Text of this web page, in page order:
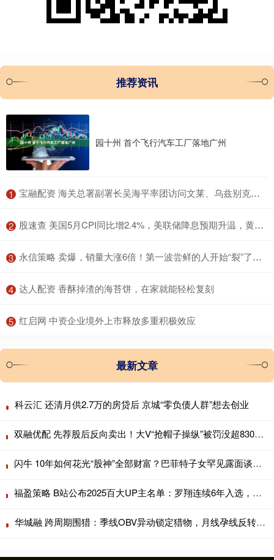
推荐资讯
园十州 首个飞行汽车工厂落地广州
1 ​宝融配资 海关总署副署长吴海平率团访问文莱、乌兹别克斯坦
2 ​股速查 美国5月CPI同比增2.4%，美联储降息预期升温，黄金短线冲高
3 ​永信策略 卖爆，销量大涨6倍！第一波尝鲜的人开始“裂”了：像被电击！医生提醒
4 ​达人配资 香酥掉渣的海苔饼，在家就能轻松复刻
5 ​红启网 中资企业境外上市释放多重积极效应
最新文章
科云汇 还清月供2.7万的房贷后 京城“零负债人群”想去创业
双融优配 先荐股后反向卖出！大V“抢帽子操纵”被罚没超8300万元 3年市场禁入
闪牛 10年如何花光“股神”全部财富？巴菲特子女罕见露面谈千亿慈善挑战
福盈策略 B站公布2025百大UP主名单：罗翔连续6年入选，影视飓风获最多弹幕
华城融 跨周期围猎：季线OBV异动锁定猎物，月线孕线反转扣动扳机